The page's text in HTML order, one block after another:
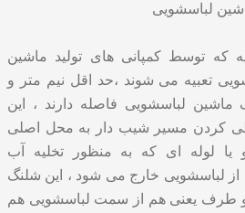
توسط کمپانی های تولید ماشین
تعبیه می شوند ،حد اقل نیم متر و
از کف ماشین لباسشویی فاصله دارند ، این
کردن مسیر شیب دار به محل اصلی
یا لوله ای که به منظور تخلیه آب
لباسشویی خارج می شود ، این شلنگ
طرف یعنی هم از سمت لباسشویی هم